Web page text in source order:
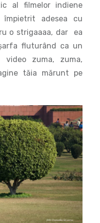
al filmelor indiene
adesea cu
o strigaaaa, dar ea
fluturând ca un
video zuma, zuma,
tăia mărunt pe